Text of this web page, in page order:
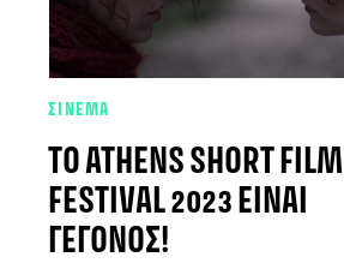
ΣΙΝΕΜΑ
ΤΟ ATHENS SHORT FILM
FESTIVAL 2023 ΕΊΝΑΙ
ΓΕΓΟΝΌΣ!